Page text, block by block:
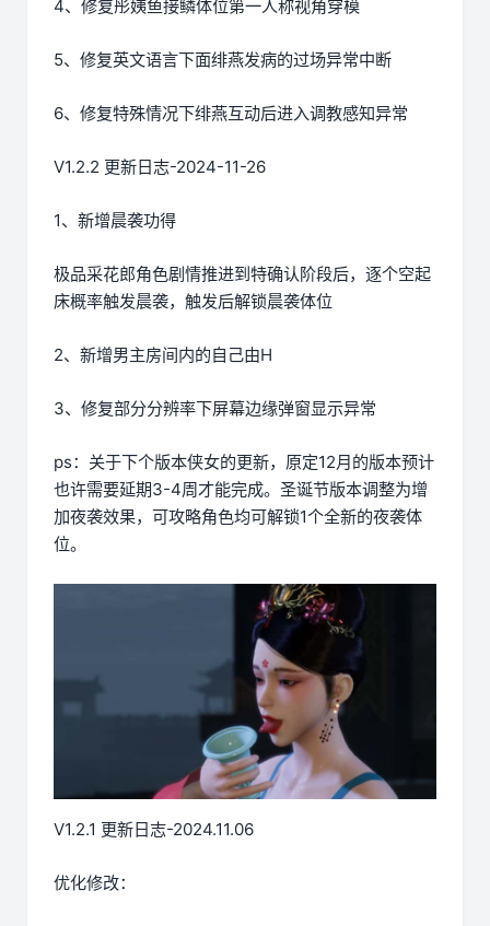
4、修复彤姨鱼接鳞体位第一人称视角穿模
5、修复英文语言下面绯燕发病的过场异常中断
6、修复特殊情况下绯燕互动后进入调教感知异常
V1.2.2 更新日志-2024-11-26
1、新增晨袭功得
极品采花郎角色剧情推进到特确认阶段后，逐个空起
床概率触发晨袭，触发后解锁晨袭体位
2、新增男主房间内的自己由H
3、修复部分分辨率下屏幕边缘弹窗显示异常
ps：关于下个版本侠女的更新，原定12月的版本预计
也许需要延期3-4周才能完成。圣诞节版本调整为增
加夜袭效果，可攻略角色均可解锁1个全新的夜袭体
位。
V1.2.1 更新日志-2024.11.06
优化修改：